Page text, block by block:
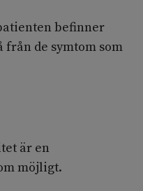
befinner
från de symtom som
är en
möjligt.